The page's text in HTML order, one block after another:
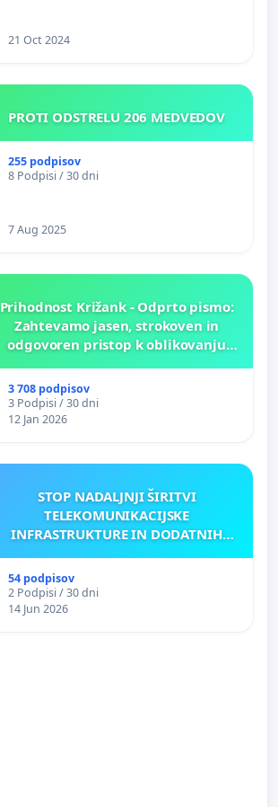
21 Oct 2024
PROTI ODSTRELU 206 MEDVEDOV
255 podpisov
8 Podpisi / 30 dni
7 Aug 2025
Prihodnost Križank - Odprto pismo:
Zahtevamo jasen, strokoven in
odgovoren pristop k oblikovanju
3 708 podpisov
3 Podpisi / 30 dni
12 Jan 2026
STOP NADALJNJI ŠIRITVI
TELEKOMUNIKACIJSKE
INFRASTRUKTURE IN DODATNIH
54 podpisov
2 Podpisi / 30 dni
14 Jun 2026